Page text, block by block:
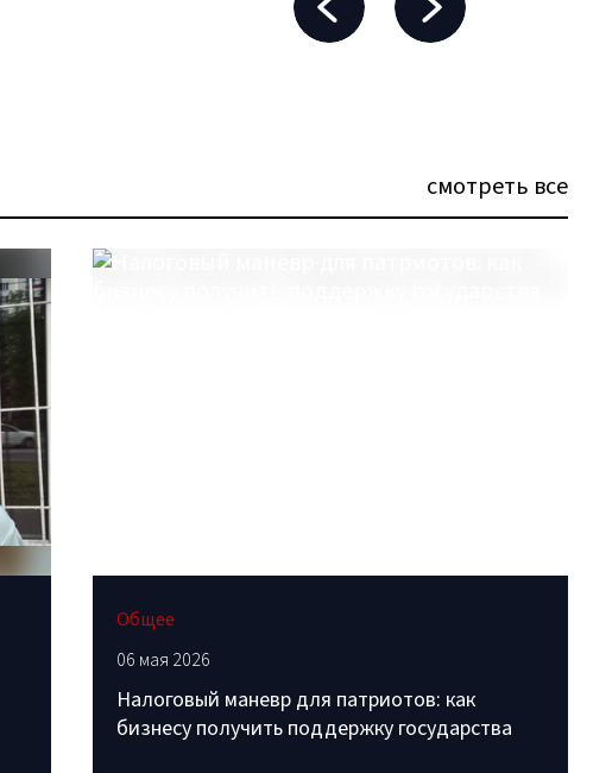
смотреть все
Общее
06 мая 2026
Налоговый маневр для патриотов: как
бизнесу получить поддержку государства